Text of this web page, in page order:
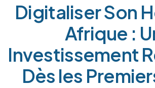
Digitaliser Son
Afrique :
Investissement
Dès les